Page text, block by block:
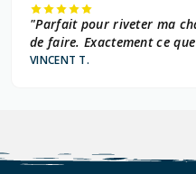
"Parfait pour riveter ma
de faire. Exactement ce
VINCENT T.